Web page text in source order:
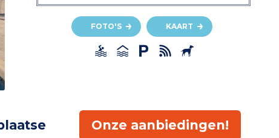
FOTO'S KAART
Onze aanbiedingen!